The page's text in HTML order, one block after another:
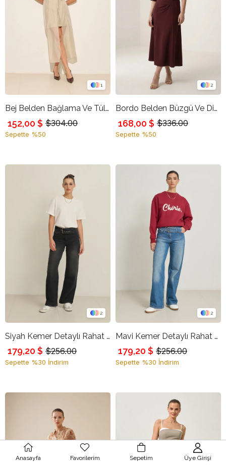
1
Bej Belden Bağlama Ve Tül Detaylı Etek
$304.00
152,00 $
Sepette %50
2
Bordo Belden Büzgü Ve Dikiş Detaylı Midi Etek
$336.00
168,00 $
Sepette %50
2
Siyah Kemer Detaylı Rahat Kesim Kot Pantolon
$256.00
179,20 $
Sepette %30 İndirim
2
Mavi Kemer Detaylı Rahat Kesim Kot Pantolon
$256.00
179,20 $
Sepette %30 İndirim
Anasayfa Favorilerim Sepetim Üye Girişi